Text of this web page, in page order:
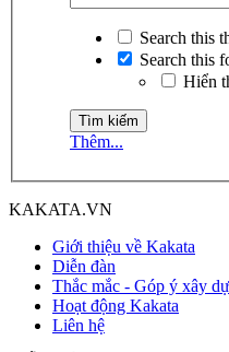
Search this
Search this
Hiển
Thêm...
KAKATA.VN
Giới thiệu về Kakata
Diễn đàn
Thắc mắc - Góp ý xây
Hoạt động Kakata
Liên hệ